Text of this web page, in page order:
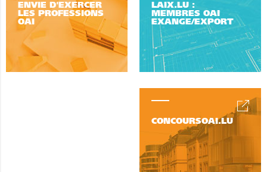
ENVIE D'EXERCER
LES PROFESSIONS
OAI
LAIX.LU :
MEMBRES OAI
EXANGE/EXPORT
CONCOURSOAI.LU